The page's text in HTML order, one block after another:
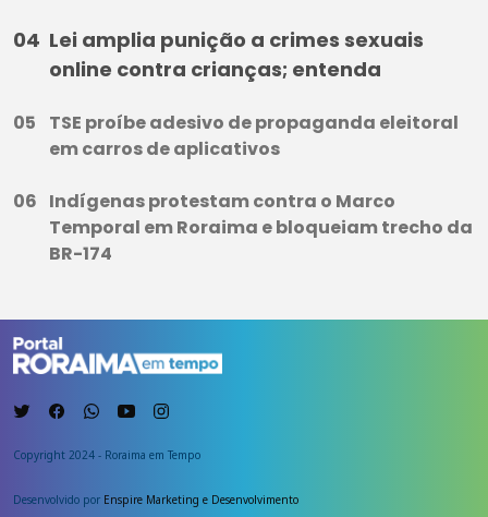
Lei amplia punição a crimes sexuais
online contra crianças; entenda
TSE proíbe adesivo de propaganda eleitoral
em carros de aplicativos
Indígenas protestam contra o Marco
Temporal em Roraima e bloqueiam trecho da
BR-174
Copyright 2024 - Roraima em Tempo
Desenvolvido por Enspire Marketing e Desenvolvimento